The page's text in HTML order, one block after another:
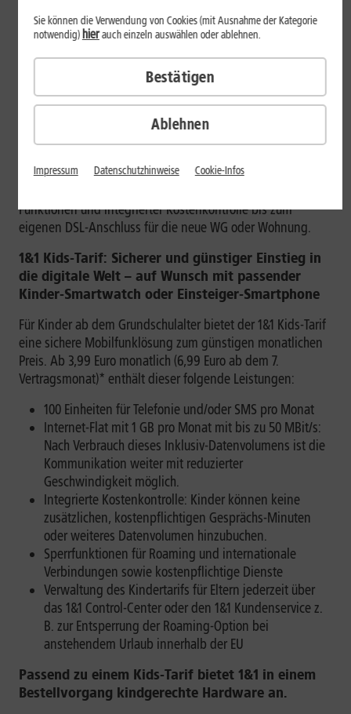
Smartwatches.
Montabaur, 26. August 2025
Ausbildungsstart oder erstes Semester: Viele Kinder,
Jugendliche und junge Erwachsene starten in den
kommenden Wochen in einen neuen Lebensabschnitt. Bei
Verbindung zu bleiben: von einfach zu bedienenden
Funktionen und integrierter Kostenkontrolle bis zum
eigenen DSL-Anschluss für die neue WG oder Wohnung.
1&1 Kids-Tarif: Sicherer und günstiger Einstieg in
die digitale Welt – auf Wunsch mit passender
Kinder-Smartwatch oder Einsteiger-Smartphone
Für Kinder ab dem Grundschulalter bietet der 1&1 Kids-Tarif
eine sichere Mobilfunklösung zum günstigen monatlichen
Preis. Ab 3,99 Euro monatlich (6,99 Euro ab dem 7.
Vertragsmonat)* enthält dieser folgende Leistungen:
100 Einheiten für Telefonie und/oder SMS pro Monat
Internet-Flat mit 1 GB pro Monat mit bis zu 50 MBit/s:
Nach Verbrauch dieses Inklusiv-Datenvolumens ist die
Kommunikation weiter mit reduzierter
Geschwindigkeit möglich.
Integrierte Kostenkontrolle: Kinder können keine
zusätzlichen, kostenpflichtigen Gesprächs-Minuten
oder weiteres Datenvolumen hinzubuchen.
Sperrfunktionen für Roaming und internationale
Verbindungen sowie kostenpflichtige Dienste
Verwaltung des Kindertarifs für Eltern jederzeit über
das 1&1 Control-Center oder den 1&1 Kundenservice z.
B. zur Entsperrung der Roaming-Option bei
anstehendem Urlaub innerhalb der EU
Passend zu einem Kids-Tarif bietet 1&1 in einem
Bestellvorgang kindgerechte Hardware an.
Ablehnen
Sie können die Verwendung von Cookies (mit Ausnahme der Kategorie
notwendig) hierauch einzeln auswählen oder ablehnen.
Bestätigen
Impressum Datenschutzhinweise Cookie-Infos